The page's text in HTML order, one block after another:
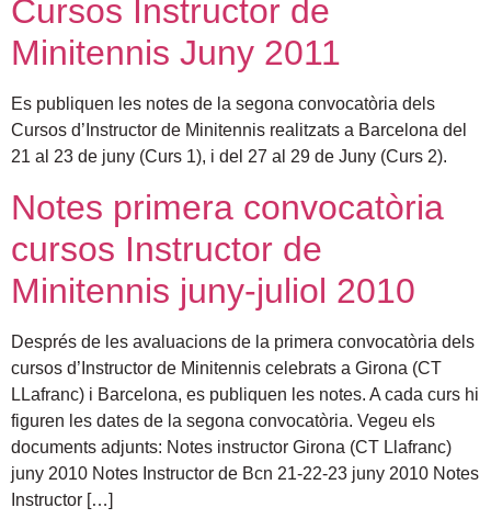
Cursos Instructor de
Minitennis Juny 2011
Es publiquen les notes de la segona convocatòria dels
Cursos d’Instructor de Minitennis realitzats a Barcelona del
21 al 23 de juny (Curs 1), i del 27 al 29 de Juny (Curs 2).
Notes primera convocatòria
cursos Instructor de
Minitennis juny-juliol 2010
Després de les avaluacions de la primera convocatòria dels
cursos d’Instructor de Minitennis celebrats a Girona (CT
LLafranc) i Barcelona, es publiquen les notes. A cada curs hi
figuren les dates de la segona convocatòria. Vegeu els
documents adjunts: Notes instructor Girona (CT Llafranc)
juny 2010 Notes Instructor de Bcn 21-22-23 juny 2010 Notes
Instructor […]